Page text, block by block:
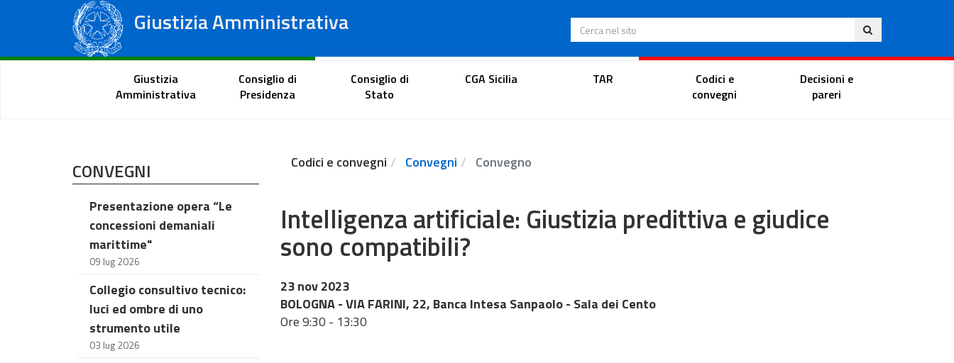
Giustizia Amministrativa
Tribunali Amministrativi Regionali
Ita
Cerca nel sito
Portale del cittadino Portale dell'avvocato Portale del magistrato
Giustizia
Amministrativa
Consiglio di
Presidenza
Consiglio di
Stato
CGA Sicilia TAR
Codici e
convegni
Decisioni e
pareri
CONVEGNI
Presentazione opera “Le
concessioni demaniali
marittime"
09 lug 2026
Collegio consultivo tecnico:
luci ed ombre di uno
strumento utile
03 lug 2026
Codici e convegni Convegni Convegno
Intelligenza artificiale: Giustizia predittiva e giudice
sono compatibili?
23 nov 2023
BOLOGNA - VIA FARINI, 22, Banca Intesa Sanpaolo - Sala dei Cento
Ore 9:30 - 13:30